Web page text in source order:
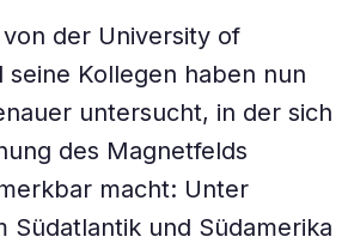
der University of
seine Kollegen haben nun
untersucht, in der sich
des Magnetfelds
macht: Unter
Südatlantik und Südamerika